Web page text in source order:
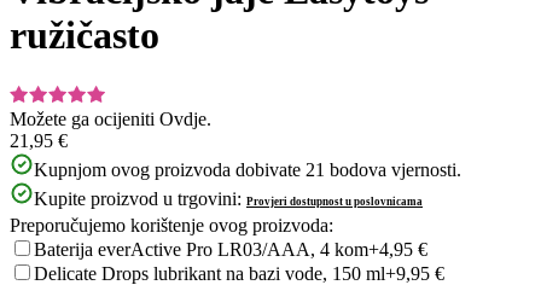
ružičasto
Možete ga ocijeniti Ovdje.
21,95 €
Kupnjom ovog proizvoda dobivate 21 bodova vjernosti.
Kupite proizvod u trgovini: Provjeri dostupnost u poslovnicama
Preporučujemo korištenje ovog proizvoda:
Baterija everActive Pro LR03/AAA, 4 kom+4,95 €
Delicate Drops lubrikant na bazi vode, 150 ml+9,95 €